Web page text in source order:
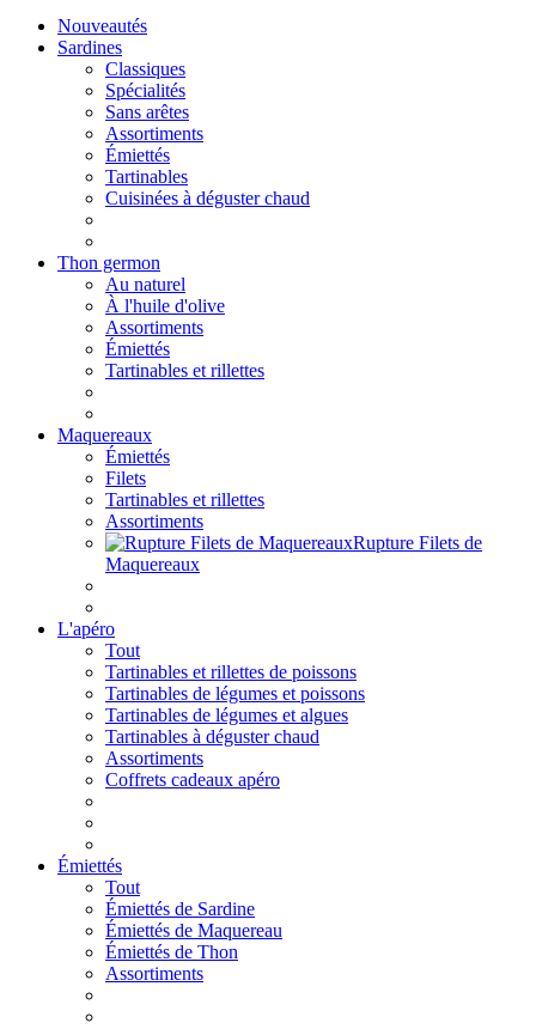
Nouveautés
Sardines
Classiques
Spécialités
Sans arêtes
Assortiments
Émiettés
Tartinables
Cuisinées à déguster chaud
Thon germon
Au naturel
À l'huile d'olive
Assortiments
Émiettés
Tartinables et rillettes
Maquereaux
Émiettés
Filets
Tartinables et rillettes
Assortiments
Rupture Filets de
Maquereaux
L'apéro
Tout
Tartinables et rillettes de poissons
Tartinables de légumes et poissons
Tartinables de légumes et algues
Tartinables à déguster chaud
Assortiments
Coffrets cadeaux apéro
Émiettés
Tout
Émiettés de Sardine
Émiettés de Maquereau
Émiettés de Thon
Assortiments